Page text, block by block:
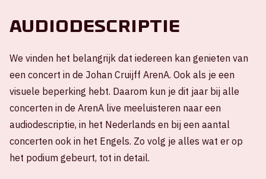
Audiodescriptie
We vinden het belangrijk dat iedereen kan genieten van
een concert in de Johan Cruijff ArenA. Ook als je een
visuele beperking hebt. Daarom kun je dit jaar bij alle
concerten in de ArenA live meeluisteren naar een
audiodescriptie, in het Nederlands en bij een aantal
concerten ook in het Engels. Zo volg je alles wat er op
het podium gebeurt, tot in detail.